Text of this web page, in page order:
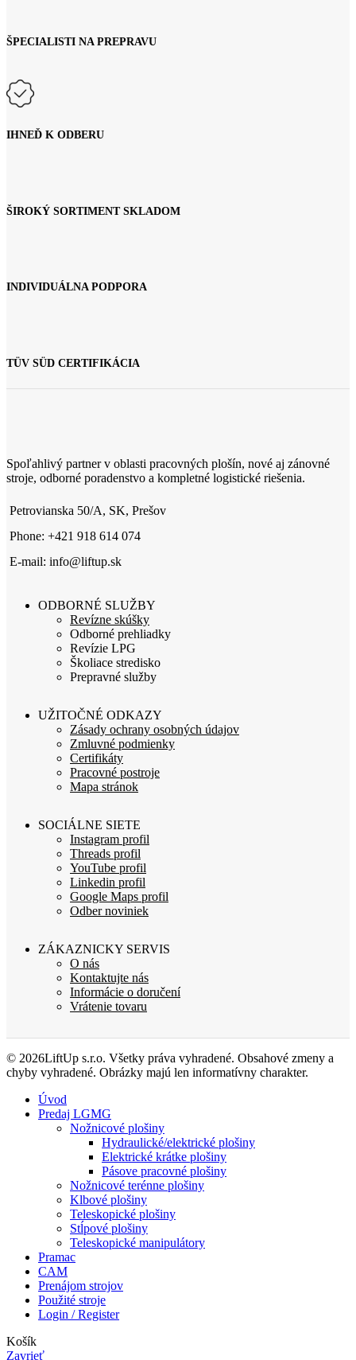
ŠPECIALISTI NA PREPRAVU
IHNEĎ K ODBERU
ŠIROKÝ SORTIMENT SKLADOM
INDIVIDUÁLNA PODPORA
TÜV SÜD CERTIFIKÁCIA
Spoľahlivý partner v oblasti pracovných plošín, nové aj zánovné
stroje, odborné poradenstvo a kompletné logistické riešenia.
Petrovianska 50/A, SK, Prešov
Phone: +421 918 614 074
E-mail: info@liftup.sk
ODBORNÉ SLUŽBY
Revízne skúšky
Odborné prehliadky
Revízie LPG
Školiace stredisko
Prepravné služby
UŽITOČNÉ ODKAZY
Zásady ochrany osobných údajov
Zmluvné podmienky
Certifikáty
Pracovné postroje
Mapa stránok
SOCIÁLNE SIETE
Instagram profil
Threads profil
YouTube profil
Linkedin profil
Google Maps profil
Odber noviniek
ZÁKAZNICKY SERVIS
O nás
Kontaktujte nás
Informácie o doručení
Vrátenie tovaru
© 2026LiftUp s.r.o. Všetky práva vyhradené. Obsahové zmeny a
chyby vyhradené. Obrázky majú len informatívny charakter.
Úvod
Predaj LGMG
Nožnicové plošiny
Hydraulické/elektrické plošiny
Elektrické krátke plošiny
Pásove pracovné plošiny
Nožnicové terénne plošiny
Klbové plošiny
Teleskopické plošiny
Stĺpové plošiny
Teleskopické manipulátory
Pramac
CAM
Prenájom strojov
Použité stroje
Login / Register
Košík
Zavrieť